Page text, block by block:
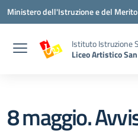
Vai ai contenuti
Vai al menu di navigazione
Vai al footer
Ministero dell'Istruzione e del Merito
Istituto Istruzione
Liceo Artistico
8 maggio.